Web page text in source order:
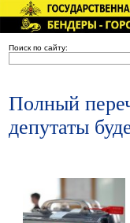
Поиск по сайту:
Полный
депутаты